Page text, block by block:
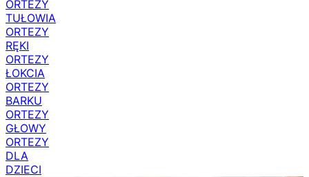
ORTEZY
TUŁOWIA
ORTEZY
RĘKI
ORTEZY
ŁOKCIA
ORTEZY
BARKU
ORTEZY
GŁOWY
ORTEZY
DLA
DZIECI